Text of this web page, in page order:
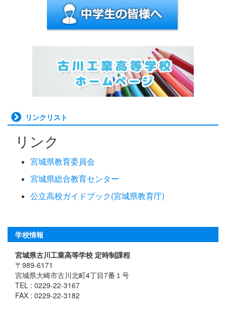
リンクリスト
リンク
宮城県教育委員会
宮城県総合教育センター
公立高校ガイドブック(宮城県教育庁)
学校情報
宮城県古川工業高等学校 定時制課程
〒989-6171
宮城県大崎市古川北町4丁目7番１号
TEL : 0229-22-3167
FAX : 0229-22-3182